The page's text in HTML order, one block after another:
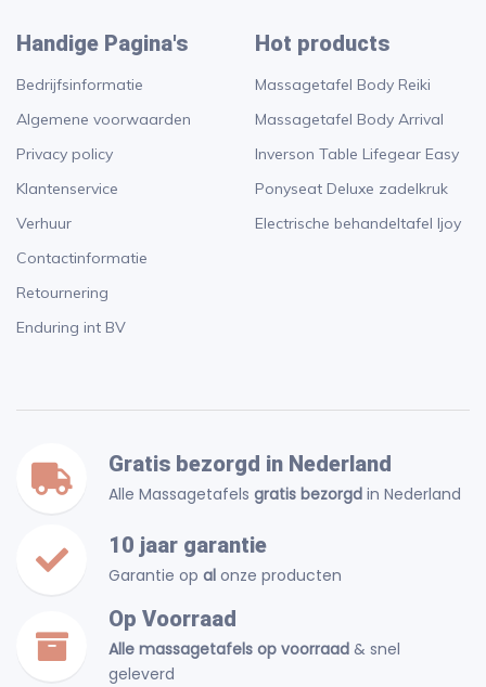
Handige Pagina's
Bedrijfsinformatie
Algemene voorwaarden
Privacy policy
Klantenservice
Verhuur
Contactinformatie
Retournering
Enduring int BV
Hot products
Massagetafel Body Reiki
Massagetafel Body Arrival
Inverson Table Lifegear Easy
Ponyseat Deluxe zadelkruk
Electrische behandeltafel Ijoy
Gratis bezorgd in Nederland
Alle Massagetafels gratis bezorgd in Nederland
10 jaar garantie
Garantie op al onze producten
Op Voorraad
Alle massagetafels op voorraad & snel
geleverd